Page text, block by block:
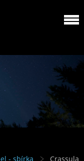
- sbírka
Crassula